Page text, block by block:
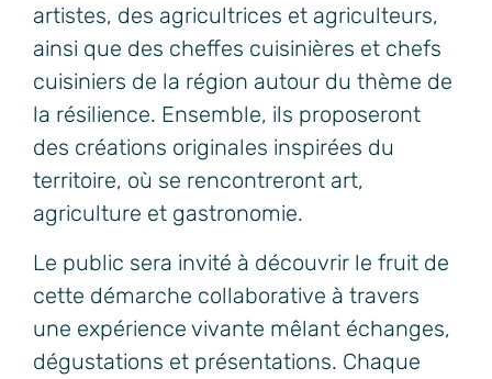
artistes, des agricultrices et agriculteurs,
ainsi que des cheffes cuisinières et chefs
cuisiniers de la région autour du thème de
la résilience. Ensemble, ils proposeront
des créations originales inspirées du
territoire, où se rencontreront art,
agriculture et gastronomie.
Le public sera invité à découvrir le fruit de
cette démarche collaborative à travers
une expérience vivante mêlant échanges,
dégustations et présentations. Chaque